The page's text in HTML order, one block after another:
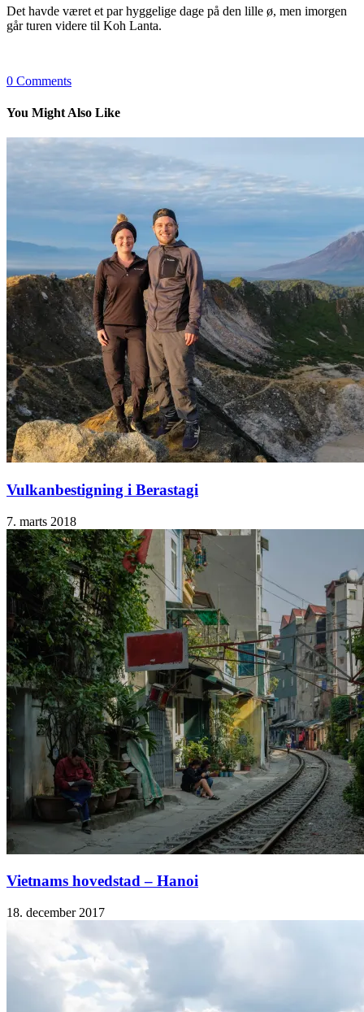
Det havde været et par hyggelige dage på den lille ø, men imorgen
går turen videre til Koh Lanta.
0 Comments
You Might Also Like
Vulkanbestigning i Berastagi
7. marts 2018
Vietnams hovedstad – Hanoi
18. december 2017